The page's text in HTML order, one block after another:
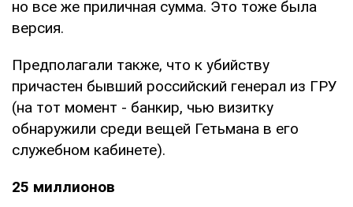
но все же приличная сумма. Это тоже была
версия.
Предполагали также, что к убийству
причастен бывший российский генерал из ГРУ
(на тот момент - банкир, чью визитку
обнаружили среди вещей Гетьмана в его
служебном кабинете).
25 миллионов